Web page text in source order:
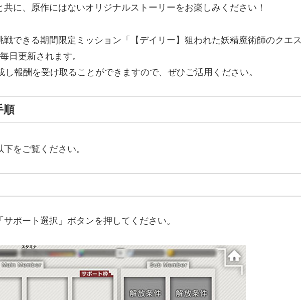
に、原作にはないオリジナルストーリーをお楽しみください！
できる期間限定ミッション「【デイリー】狙われた妖精魔術師のクエス
日更新されます。
報酬を受け取ることができますので、ぜひご活用ください。
順
をご覧ください。
ポート選択」ボタンを押してください。